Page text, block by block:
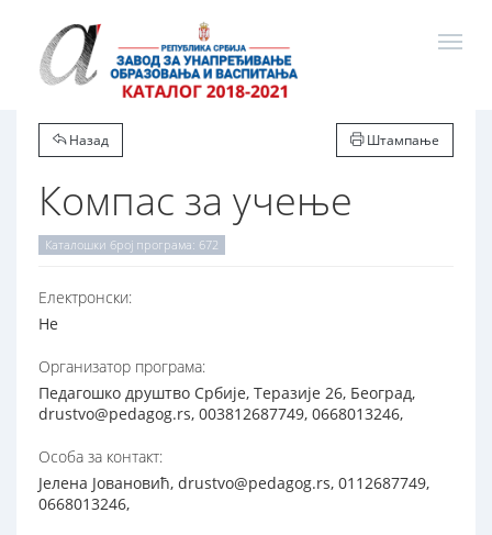
Назад Штампање
Компас за учење
Каталошки број програма: 672
Електронски:
Не
Организатор програма:
Педагошко друштво Србије, Теразије 26, Београд,
drustvo@pedagog.rs, 003812687749, 0668013246,
Особа за контакт:
Јелена Јовановић, drustvo@pedagog.rs, 0112687749,
0668013246,